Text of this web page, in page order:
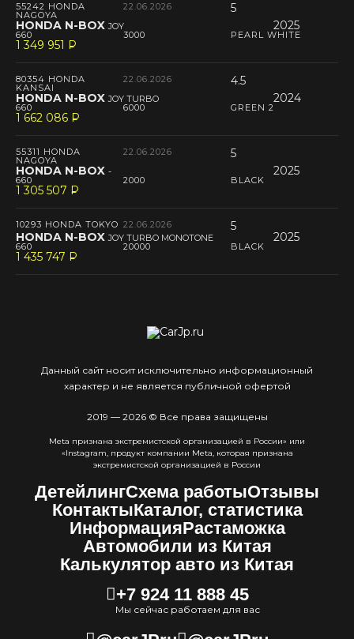
55242 HONDA
NAGOYA
22.06.2026
5
HONDA N-BOXJOY 2025
660 3000 PEARL WHITE
1 349 951 P
--
80354 HONDA
KANSAI
22.06.2026
4.5
HONDA N-BOXJOY TURBO 2024
660 6000 GREEN 2
1 662 086 P
--
55311 HONDA
NAGOYA
22.06.2026
5
HONDA N-BOX - 2025
660 2000 BLACK
1 305 507 P
--
10293 HONDA TOKYO 22.06.2026 5
HONDA N-BOXJOY TURBO MONOTONE 2025
660 20000 BLACK
1 435 747 P
--
Данный сайт носит исключительно информационный
характер и не является публичной офертой
2019 — 2026 © Все права защищены
Meta признана экстремистcкой организацией в России» или
«Instagram, продукт компании Meta, которая признана
экстремистской организацией в России
ДетейлингСхема работыОтзывы
КонтактыКаталог, статистика
ИнформацияРастаможка
Автомобили из Китая
Калькулятор авто из Китая
+7 924 11 888 45
Мы сейчас работаем для вас